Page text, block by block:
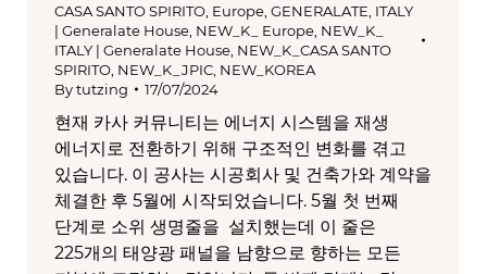
CASA SANTO SPIRITO Europe GENERALATE ITALY
| Generalate House NEW_K_ Europe NEW_K_
ITALY | Generalate House NEW_K_CASA SANTO
SPIRITO NEW_K_JPIC NEW_KOREA
Bytutzing 17/07/2024
현재 카사 커뮤니티는 에너지 시스템을 재생
에너지로 전환하기 위해 구조적인 변화를 겪고
있습니다. 이 공사는 시공회사 및 건축가와 계약을
체결한 후 5월에 시작되었습니다. 5월 첫 번째
단계로 소위 생명줄을 설치했는데 이 줄은
225개의 태양광 패널을 남향으로 향하는 모든